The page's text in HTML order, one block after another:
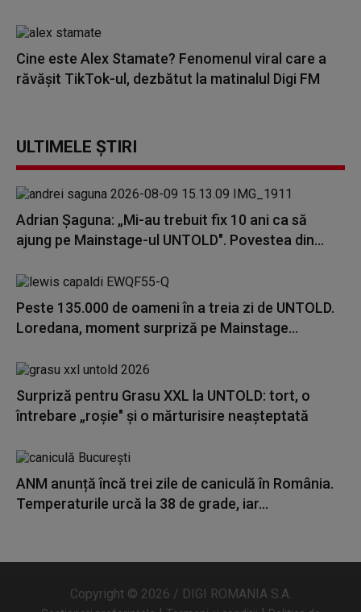
Cine este Alex Stamate? Fenomenul viral care a
răvășit TikTok-ul, dezbătut la matinalul Digi FM
ULTIMELE ȘTIRI
Adrian Șaguna: „Mi-au trebuit fix 10 ani ca să
ajung pe Mainstage-ul UNTOLD". Povestea din...
Peste 135.000 de oameni în a treia zi de UNTOLD.
Loredana, moment surpriză pe Mainstage...
Surpriză pentru Grasu XXL la UNTOLD: tort, o
întrebare „roșie" și o mărturisire neașteptată
ANM anunță încă trei zile de caniculă în România.
Temperaturile urcă la 38 de grade, iar...
Copyright © 2026 / DIGI ROMANIA S.A.